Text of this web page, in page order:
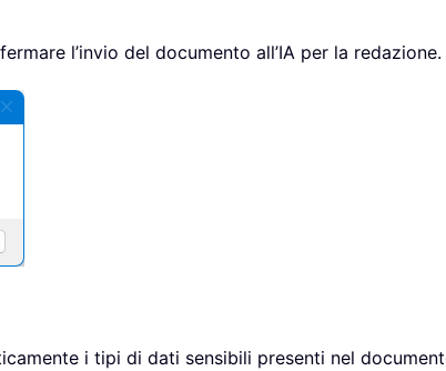
l’invio del documento all’IA per la
i tipi di dati sensibili presenti nel